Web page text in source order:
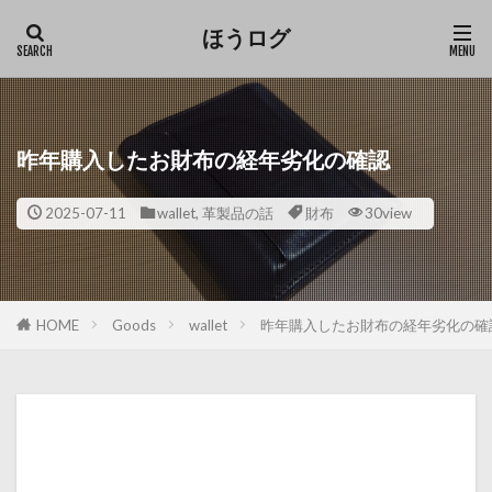
ほうログ
昨年購入したお財布の経年劣化の確認
2025-07-11 wallet, 革製品の話 財布 30view
HOME Goods wallet 昨年購入したお財布の経年劣化の確